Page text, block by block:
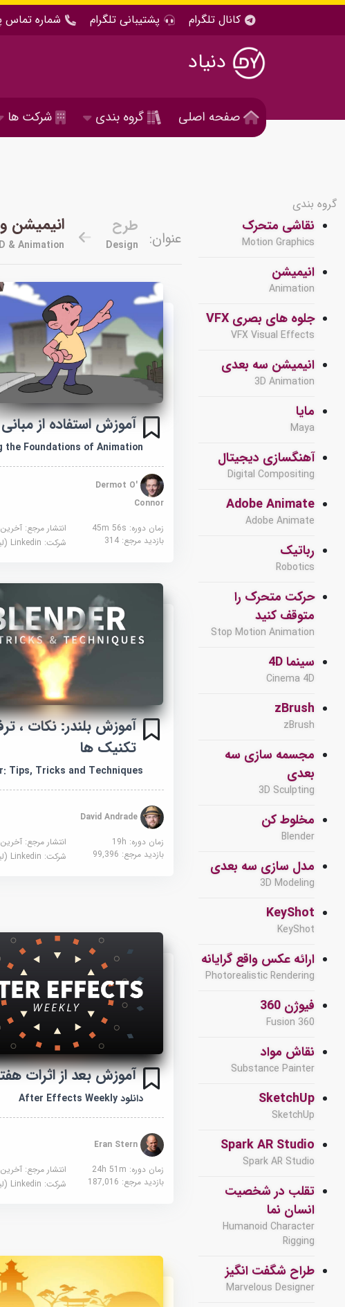
کانال تلگرام پشتیبانی تلگرام شماره تماس
دنیاد
صفحه اصلی گروه بندی شرکت ها
گروه بندی
نقاشی متحرک
Motion Graphics
انیمیشن
Animation
جلوه های بصری VFX
VFX Visual Effects
انیمیشن سه بعدی
3D Animation
مایا
Maya
آهنگسازی دیجیتال
Digital Compositing
Adobe Animate
Adobe Animate
رباتیک
Robotics
حرکت متحرک را
متوقف کنید
Stop Motion Animation
سینما 4D
Cinema 4D
zBrush
zBrush
مجسمه سازی سه
بعدی
3D Sculpting
مخلوط کن
Blender
مدل سازی سه بعدی
3D Modeling
KeyShot
KeyShot
ارائه عکس واقع گرایانه
Photorealistic Rendering
فیوژن 360
Fusion 360
نقاش مواد
Substance Painter
SketchUp
SketchUp
Spark AR Studio
Spark AR Studio
تقلب در شخصیت
انسان نما
Humanoid Character
Rigging
طراح شگفت انگیز
Marvelous Designer
عنوان:
طرح
Design
انیمیشن
& Animation
آموزش استفاده از
the Foundations of Animation
Dermot O'
Connor
زمان دوره: 45m 56s
انتشار مرجع:
بازدید مرجع: 314 شرکت: Linkedin (لینکدین)
آموزش بلندر: نکات ،
تکنیک ها
Tips, Tricks and Techniques
زمان دوره: 19h
انتشار مرجع:
بازدید مرجع: 99,396 شرکت: Linkedin (لینکدین)
آموزش بعد از اثرات
دانلود After Effects Weekly
زمان دوره: 24h 51m
انتشار مرجع:
بازدید مرجع: 187,016 شرکت: Linkedin (لینکدین)